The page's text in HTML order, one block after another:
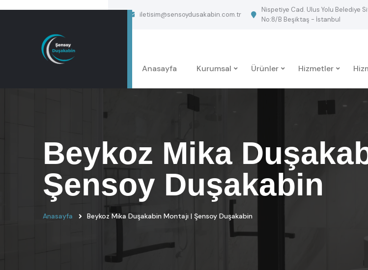
iletisim@sensoydusakabin.com.tr
Nispetiye Cad. Ulus Yolu Belediye
No:8/B Beşiktaş - İstanbul
Anasayfa Kurumsal Ürünler Hizmetler
Beykoz Mika
Şensoy Duşakabin
Anasayfa Beykoz Mika Duşakabin Montajı | Şensoy Duşakabin